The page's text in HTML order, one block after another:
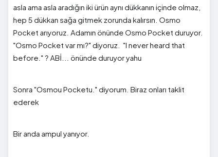
asla ama asla aradığın iki ürün aynı dükkanın içinde olmaz,
hep 5 dükkan sağa gitmek zorunda kalırsın. Osmo
Pocket arıyoruz. Adamın önünde Osmo Pocket duruyor.
"Osmo Pocket var mı?" diyoruz. "I never heard that
before." ? ABİ... önünde duruyor yahu
Sonra "Osmou Pocketu." diyorum. Biraz onları taklit
ederek
Bir anda ampul yanıyor.